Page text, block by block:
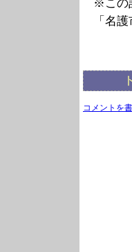
※この
「名
コメントを書